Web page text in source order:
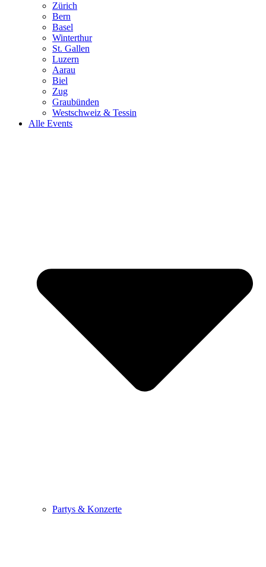
Zürich
Bern
Basel
Winterthur
St. Gallen
Luzern
Aarau
Biel
Zug
Graubünden
Westschweiz & Tessin
Alle Events
Partys & Konzerte